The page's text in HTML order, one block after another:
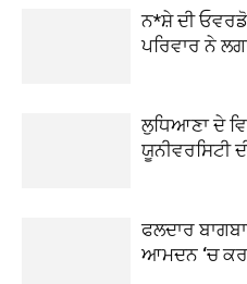
ਨ*ਸ਼ੇ ਦੀ
ਪਰਿਵਾਰ ਨੇ
ਲੁਧਿਆਣਾ ਦੇ
ਯੂਨੀਵਰਸਿਟੀ
ਫਲਦਾਰ
ਆਮਦਨ ‘ਚ ਕਰ